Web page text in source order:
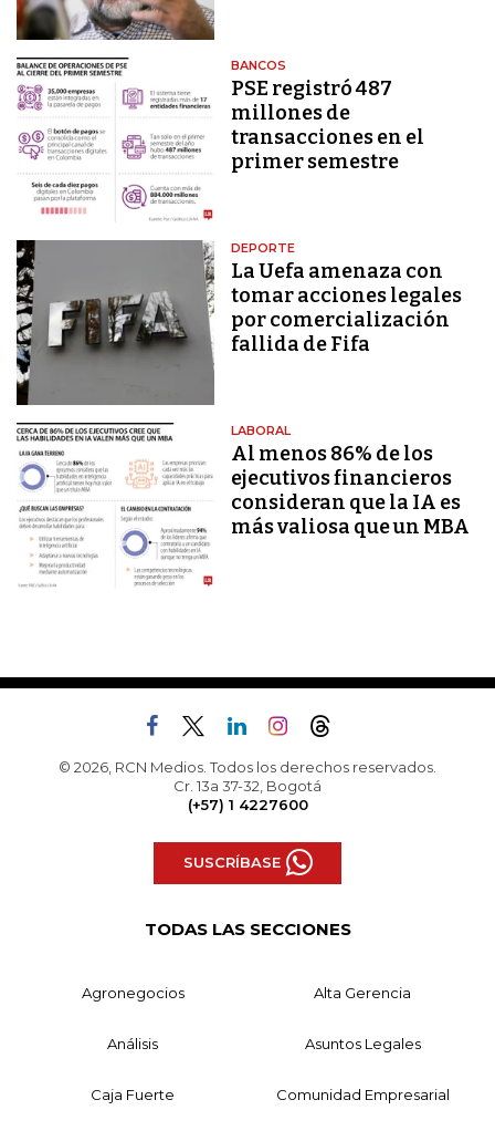
BANCOS
PSE registró 487
millones de
transacciones en el
primer semestre
DEPORTE
La Uefa amenaza con
tomar acciones legales
por comercialización
fallida de Fifa
LABORAL
Al menos 86% de los
ejecutivos financieros
consideran que la IA es
más valiosa que un MBA
© 2026, RCN Medios. Todos los derechos reservados.
Cr. 13a 37-32, Bogotá
(+57) 1 4227600
SUSCRÍBASE
TODAS LAS SECCIONES
Agronegocios Alta Gerencia
Análisis Asuntos Legales
Caja Fuerte Comunidad Empresarial